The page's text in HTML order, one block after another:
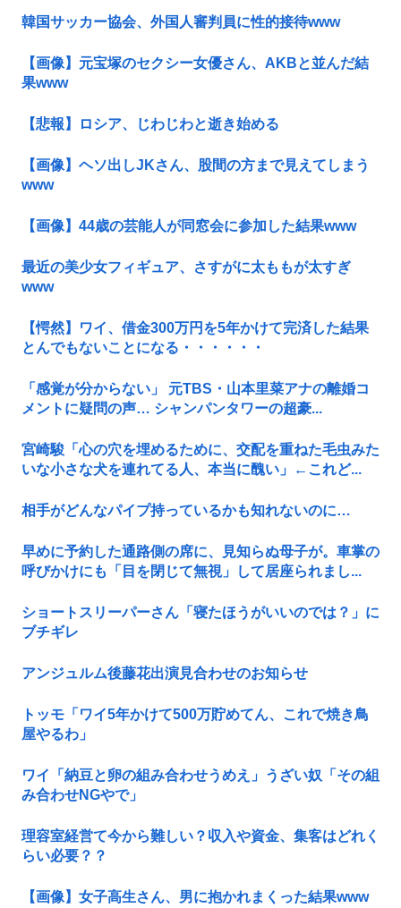
韓国サッカー協会、外国人審判員に性的接待www
【画像】元宝塚のセクシー女優さん、AKBと並んだ結
果www
【悲報】ロシア、じわじわと逝き始める
【画像】ヘソ出しJKさん、股間の方まで見えてしまう
www
【画像】44歳の芸能人が同窓会に参加した結果www
最近の美少女フィギュア、さすがに太ももが太すぎ
www
【愕然】ワイ、借金300万円を5年かけて完済した結果
とんでもないことになる・・・・・・
「感覚が分からない」 元TBS・山本里菜アナの離婚コ
メントに疑問の声… シャンパンタワーの超豪...
宮崎駿「心の穴を埋めるために、交配を重ねた毛虫みた
いな小さな犬を連れてる人、本当に醜い」←これど...
相手がどんなパイプ持っているかも知れないのに…
早めに予約した通路側の席に、見知らぬ母子が。車掌の
呼びかけにも「目を閉じて無視」して居座られまし...
ショートスリーパーさん「寝たほうがいいのでは？」に
ブチギレ
アンジュルム後藤花出演見合わせのお知らせ
トッモ「ワイ5年かけて500万貯めてん、これで焼き鳥
屋やるわ」
ワイ「納豆と卵の組み合わせうめえ」うざい奴「その組
み合わせNGやで」
理容室経営て今から難しい？収入や資金、集客はどれく
らい必要？？
【画像】女子高生さん、男に抱かれまくった結果www